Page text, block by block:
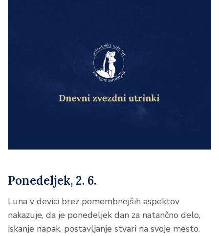
Ponedeljek, 2. 6.
Luna v devici brez pomembnejših aspektov
nakazuje, da je ponedeljek dan za natančno delo,
iskanje napak, postavljanje stvari na svoje mesto.